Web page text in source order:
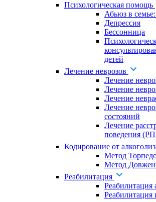
Психологическая помощь
Абьюз в семье:
Депрессия
Бессонница
детей
Лечение неврозов
Лечение
Лечение
Лечение
Лечение
состояний
Лечение
поведения
Кодирование от
Метод
Метод
Реабилитация
Реабилитация
Реабилитация